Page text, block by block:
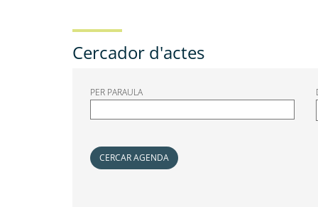
Cercador d'actes
PER PARAULA
CERCAR AGENDA